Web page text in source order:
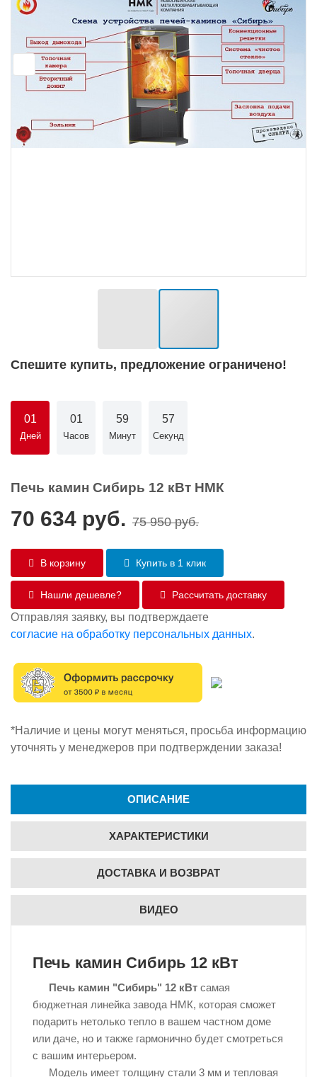
Спешите купить, предложение ограничено!
01
Дней
01
Часов
59
Минут
56
Секунд
Печь камин Сибирь 12 кВт НМК
70 634 руб. 75 950 руб.
В корзину Купить в 1 клик
Нашли дешевле? Рассчитать доставку
Отправляя заявку, вы подтверждаете
согласие на обработку персональных данных.
*Наличие и цены могут меняться, просьба информацию
уточнять у менеджеров при подтверждении заказа!
ОПИСАНИЕ
ХАРАКТЕРИСТИКИ
ДОСТАВКА И ВОЗВРАТ
ВИДЕО
Печь камин Сибирь 12 кВт
Печь камин "Сибирь" 12 кВтсамая
бюджетная линейка завода НМК, которая сможет
подарить нетолько тепло в вашем частном доме
или даче, но и также гармонично будет смотреться
с вашим интерьером.
Модель имеет толщину стали 3 мм и тепловая